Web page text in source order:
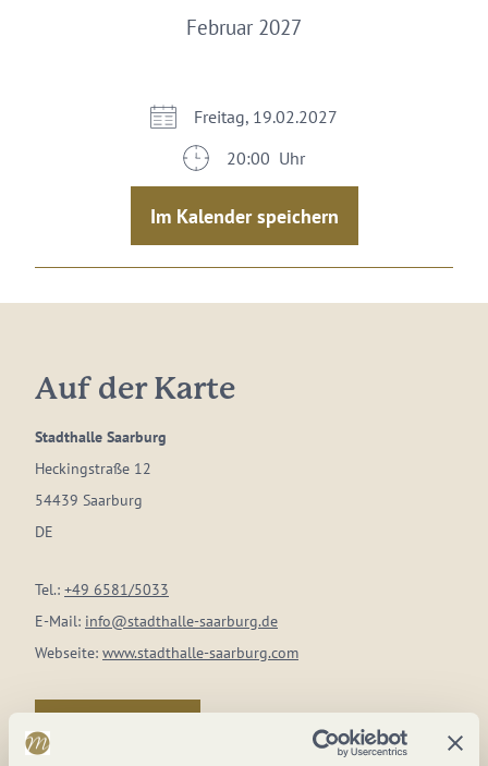
Februar 2027
Freitag, 19.02.2027
20:00 Uhr
Im Kalender speichern
Auf der Karte
Stadthalle Saarburg
Heckingstraße 12
54439 Saarburg
DE
Tel.: +49 6581/5033
E-Mail: info@stadthalle-saarburg.de
Webseite: www.stadthalle-saarburg.com